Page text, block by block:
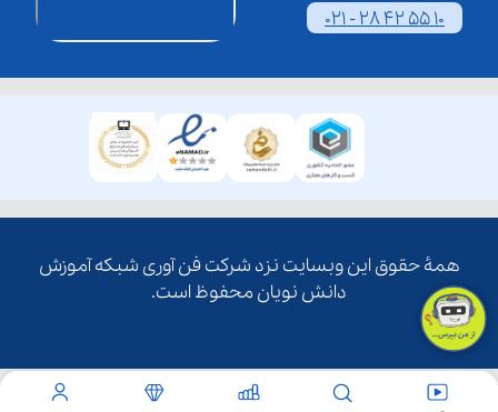
021 - 28 42 55 10
همۀ حقوق این وبسایت نزد شرکت فن آوری شبکه آموزش
دانش نویان محفوظ است.